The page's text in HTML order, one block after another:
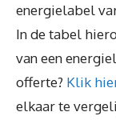
energielabel
In de tabel
van een
offerte? Klik
elkaar te